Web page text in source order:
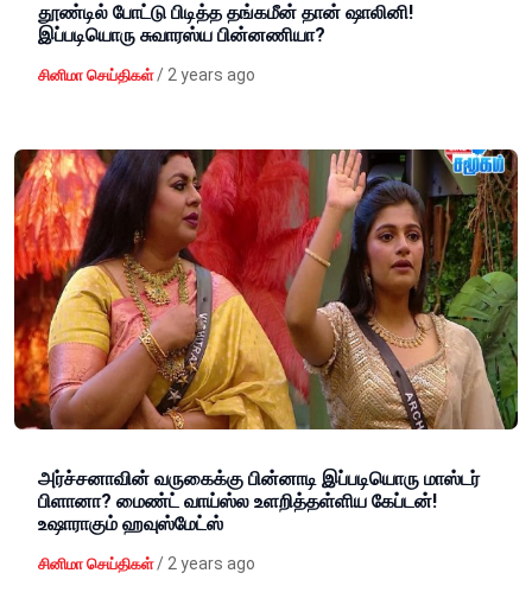
தூண்டில் போட்டு பிடித்த தங்கமீன் தான் ஷாலினி!
இப்படியொரு சுவாரஸ்ய பின்னணியா?
சினிமா செய்திகள் / 2 years ago
அர்ச்சனாவின் வருகைக்கு பின்னாடி இப்படியொரு மாஸ்டர்
பிளானா? மைண்ட் வாய்ஸ்ல உளறித்தள்ளிய கேப்டன்!
உஷாராகும் ஹவுஸ்மேட்ஸ்
சினிமா செய்திகள் / 2 years ago